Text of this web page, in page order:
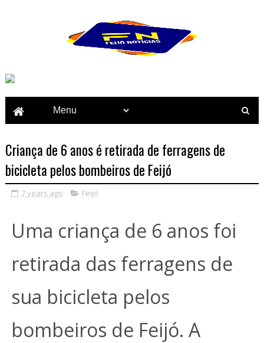
Criança de 6 anos é retirada de ferragens de
bicicleta pelos bombeiros de Feijó
7 years ago Feijó
Uma criança de 6 anos foi
retirada das ferragens de
sua bicicleta pelos
bombeiros de Feijó. A